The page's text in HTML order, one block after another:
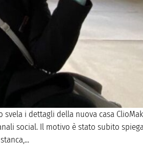
i dettagli della nuova casa
social. Il motivo è stato subito